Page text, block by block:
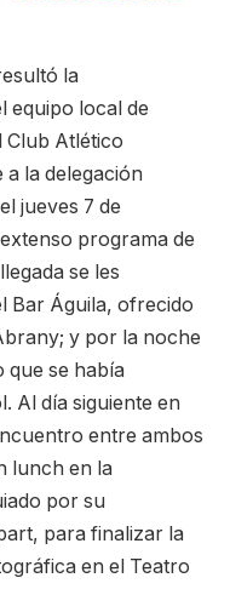
la
equipo local de
Club Atlético
a la delegación
jueves 7 de
programa de
se les
Bar Águila, ofrecido
y por la noche
se había
Al día siguiente en
entre ambos
lunch en la
por su
para finalizar la
en el Teatro